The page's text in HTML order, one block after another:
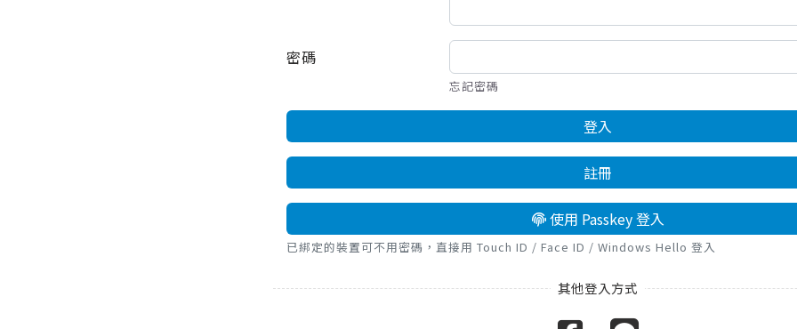
密碼
忘記密碼
登入
註冊
使用 Passkey 登入
已綁定的裝置可不用密碼，直接用 Touch ID / Face ID / Windows Hello 登入